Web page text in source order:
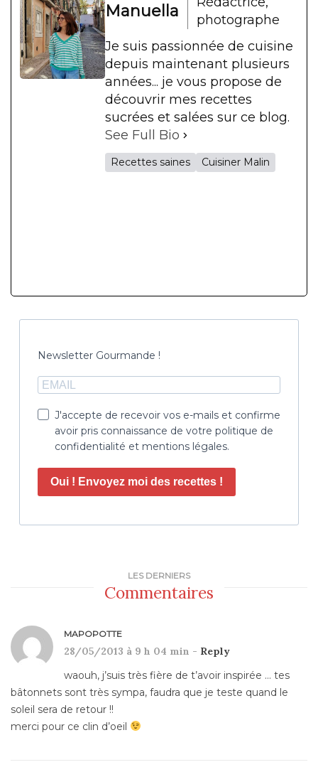
Manuella
photographe
Je suis passionnée de cuisine
depuis maintenant plusieurs
années... je vous propose de
découvrir mes recettes
sucrées et salées sur ce blog.
See Full Bio
Recettes saines Cuisiner Malin
Newsletter Gourmande !
J'accepte de recevoir vos e-mails et confirme
avoir pris connaissance de votre politique de
confidentialité et mentions légales.
Oui ! Envoyez moi des recettes !
LES DERNIERS
Commentaires
MAPOPOTTE
28/05/2013 à 9 h 04 min - Reply
waouh, j’suis très fière de t’avoir inspirée … tes
bâtonnets sont très sympa, faudra que je teste quand le
soleil sera de retour !!
merci pour ce clin d’oeil